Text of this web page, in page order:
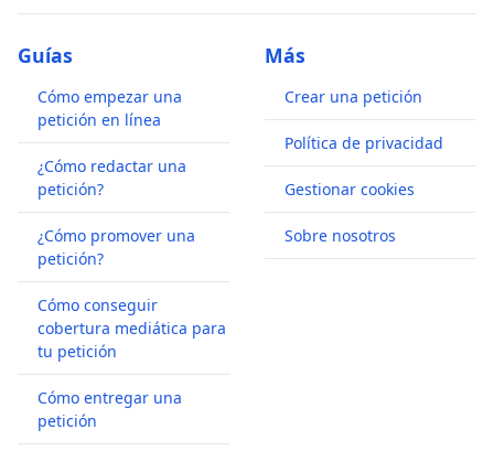
Guías
Cómo empezar una
petición en línea
¿Cómo redactar una
petición?
¿Cómo promover una
petición?
Cómo conseguir
cobertura mediática para
tu petición
Cómo entregar una
petición
Más
Crear una petición
Política de privacidad
Gestionar cookies
Sobre nosotros